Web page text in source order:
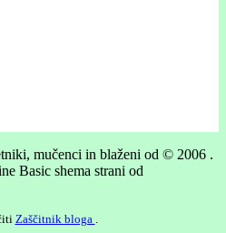
mučenci in blaženi od © 2006 .
Basic shema strani od
Zaščitnik bloga .